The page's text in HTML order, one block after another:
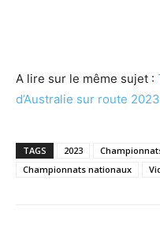
A lire sur le même sujet :
d’Australie sur route 2023
TAGS 2023
Championnats nationaux